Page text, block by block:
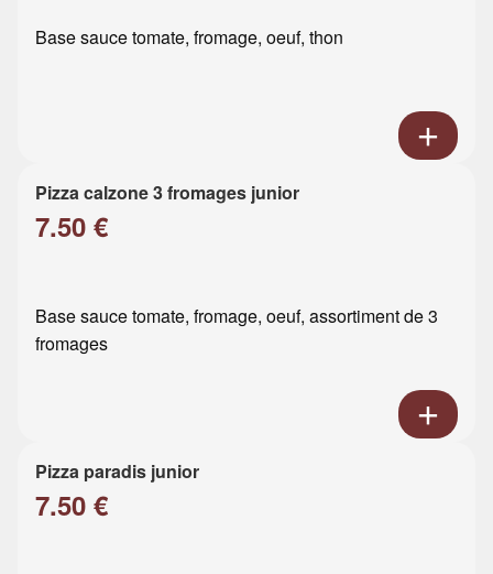
Base sauce tomate, fromage, oeuf, thon
Pizza calzone 3 fromages junior
7.50 €
Base sauce tomate, fromage, oeuf, assortiment de 3
fromages
Pizza paradis junior
7.50 €